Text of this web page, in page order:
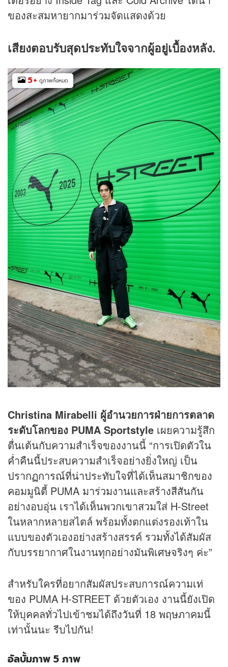
ของสะสมหายากมาร่วมจัดแสดงด้วย
เสียงตอบรับสุดประทับใจจากผู้อยู่เบื้องหลัง.
5+ ดูภาพทั้งหมด
Christina Mirabelli ผู้อำนวยการฝ่ายการตลาด
ระดับโลกของ PUMA Sportstyle เผยความรู้สึก
ตื่นเต้นกับความสำเร็จของงานนี้ “การเปิดตัวใน
ค่ำคืนนี้ประสบความสำเร็จอย่างยิ่งใหญ่ เป็น
ปรากฏการณ์ที่น่าประทับใจที่ได้เห็นสมาชิกของ
คอมมูนิตี้ PUMA มาร่วมงานและสร้างสีสันกัน
อย่างอบอุ่น เราได้เห็นพวกเขาสวมใส่ H-Street
ในหลากหลายสไตล์ พร้อมทั้งตกแต่งรองเท้าใน
แบบของตัวเองอย่างสร้างสรรค์ รวมทั้งได้สัมผัส
กับบรรยากาศในงานทุกอย่างมันพิเศษจริงๆ ค่ะ”
สำหรับใครที่อยากสัมผัสประสบการณ์ความเท่
ของ PUMA H-STREET ด้วยตัวเอง งานนี้ยังเปิด
ให้บุคคลทั่วไปเข้าชมได้ถึงวันที่ 18 พฤษภาคมนี้
เท่านั้นนะ รีบไปกัน!
อัลบั้มภาพ 5 ภาพ